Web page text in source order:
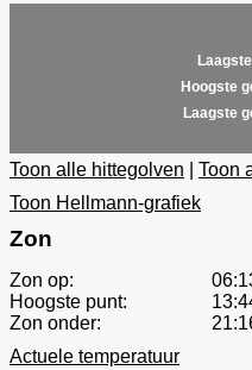
Hoogste
Laagste
Toon alle hittegolven
Toon
Toon Hellmann-grafiek
Zon
Zon op:
Hoogste punt:
Zon onder:
Actuele temperatuur